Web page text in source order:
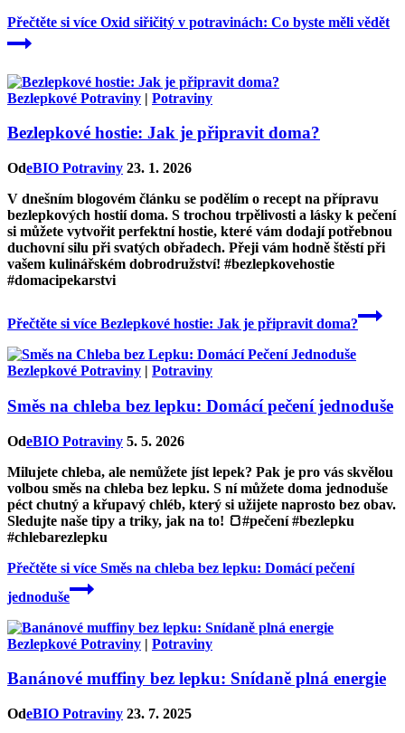
Přečtěte si více Oxid siřičitý v potravinách: Co byste měli vědět
Bezlepkové Potraviny | Potraviny
Bezlepkové hostie: Jak je připravit doma?
OdeBIO Potraviny 23. 1. 2026
V dnešním blogovém článku se podělím o recept na přípravu
bezlepkových hostií doma. S trochou trpělivosti a lásky k pečení
si můžete vytvořit perfektní hostie, které vám dodají potřebnou
duchovní silu při svatých obřadech. Přeji vám hodně štěstí při
vašem kulinářském dobrodružství! #bezlepkovehostie
#domacipekarstvi
Přečtěte si více Bezlepkové hostie: Jak je připravit doma?
Bezlepkové Potraviny | Potraviny
Směs na chleba bez lepku: Domácí pečení jednoduše
OdeBIO Potraviny 5. 5. 2026
Milujete chleba, ale nemůžete jíst lepek? Pak je pro vás skvělou
volbou směs na chleba bez lepku. S ní můžete doma jednoduše
péct chutný a křupavý chléb, který si užijete naprosto bez obav.
Sledujte naše tipy a triky, jak na to! 🍞#pečení #bezlepku
#chlebarezlepku
Přečtěte si více Směs na chleba bez lepku: Domácí pečení
jednoduše
Bezlepkové Potraviny | Potraviny
Banánové muffiny bez lepku: Snídaně plná energie
OdeBIO Potraviny 23. 7. 2025